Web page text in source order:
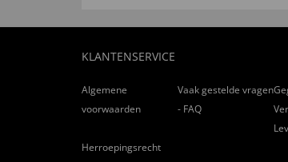
KLANTENSERVICE
Algemene
voorwaarden
Vaak gestelde vragen
- FAQ
Herroepingsrecht